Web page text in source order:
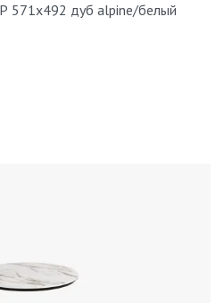
571x492 дуб alpine/белый